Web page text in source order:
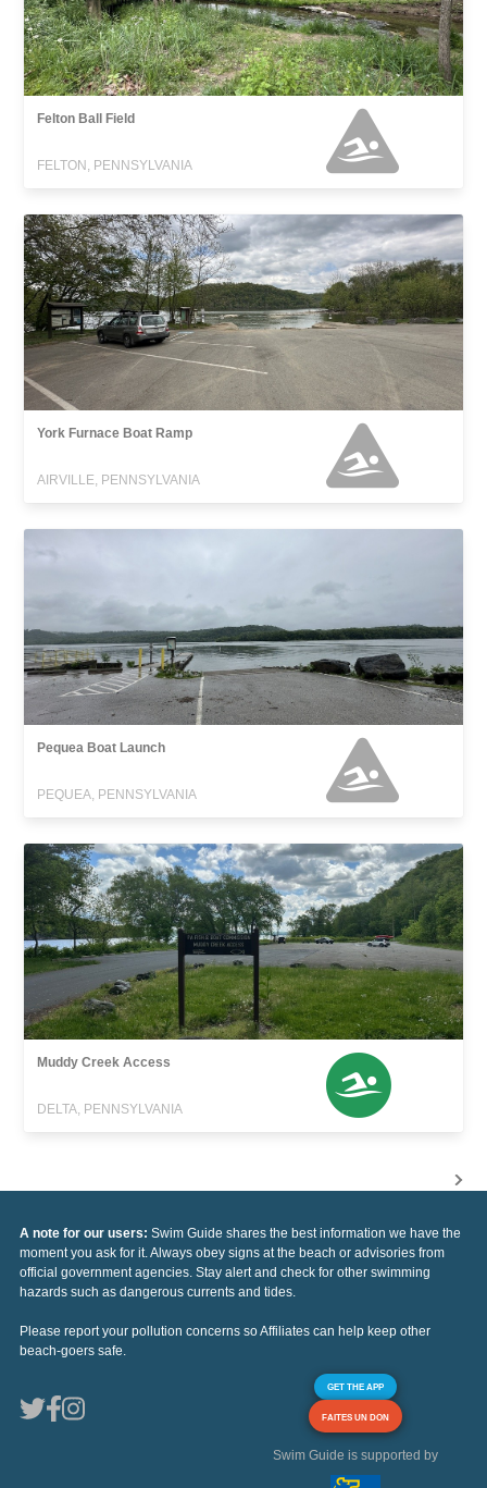
Felton Ball Field
FELTON, PENNSYLVANIA
York Furnace Boat Ramp
AIRVILLE, PENNSYLVANIA
Pequea Boat Launch
PEQUEA, PENNSYLVANIA
Muddy Creek Access
DELTA, PENNSYLVANIA
A note for our users: Swim Guide shares the best information we have the
moment you ask for it. Always obey signs at the beach or advisories from
official government agencies. Stay alert and check for other swimming
hazards such as dangerous currents and tides.
Please report your pollution concerns so Affiliates can help keep other
beach-goers safe.
GET THE APP
FAITES UN DON
Swim Guide is supported by